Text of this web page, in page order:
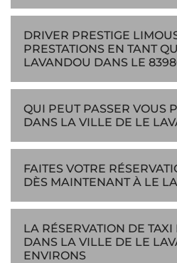
DRIVER PRESTIGE
PRESTATIONS EN TANT
LAVANDOU DANS LE
QUI PEUT PASSER VOUS
DANS LA VILLE DE LE
FAITES VOTRE
DÈS MAINTENANT À LE
LA RÉSERVATION DE
DANS LA VILLE DE LE
ENVIRONS